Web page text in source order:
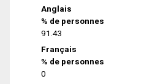
Anglais
% de personnes
91.43
Français
% de personnes
0